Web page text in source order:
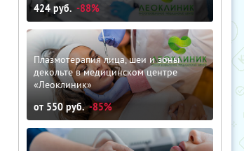
424 руб. -88%
Плазмотерапия лица, шеи и зоны
декольте в медицинском центре
«Леоклиник»
от 550 руб. -85%